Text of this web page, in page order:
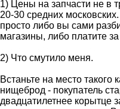
1) Цены на запчасти не в
20-30 средних
просто либо вы сами
магазины, либо платите за
2) Что смутило меня.
Встаньте на место такого
нищеброд - покупатель
двадцатилетнее корытце